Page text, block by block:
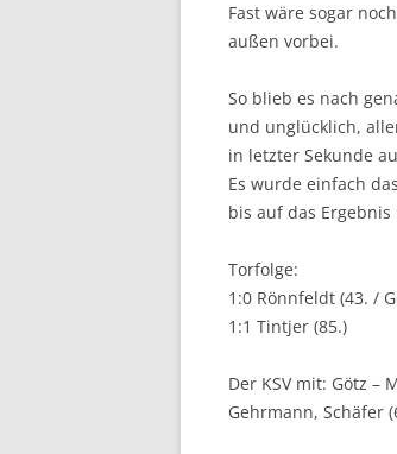
Fast wäre sogar
außen vorbei.
So blieb es nach
und unglücklich,
in letzter Sekunde
Es wurde einfach
bis auf das
Torfolge:
1:0 Rönnfeldt (43. /
1:1 Tintjer (85.)
Der KSV mit: Götz –
Gehrmann, Schäfer